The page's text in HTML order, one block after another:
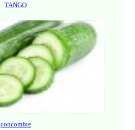
TANGO
concombre